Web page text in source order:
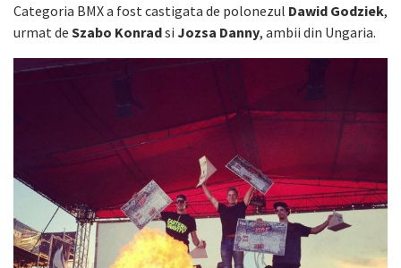
Categoria BMX a fost castigata de polonezul Dawid Godziek,
urmat de Szabo Konradsi Jozsa Danny, ambii din Ungaria.